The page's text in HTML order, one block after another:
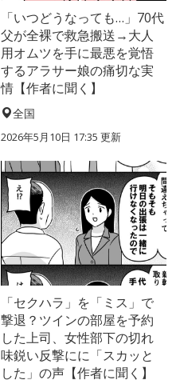
「いつどうなっても…」70代
父が全裸で救急搬送→大人
用オムツを手に最悪を覚悟
するアラサー娘の痛切な実
情【作者に聞く】
全国
2026年5月10日 17:35 更新
「セクハラ」を「ミス」で
撃退？ツインの部屋を予約
した上司、女性部下の切れ
味鋭い反撃にに「スカッと
した」の声【作者に聞く】